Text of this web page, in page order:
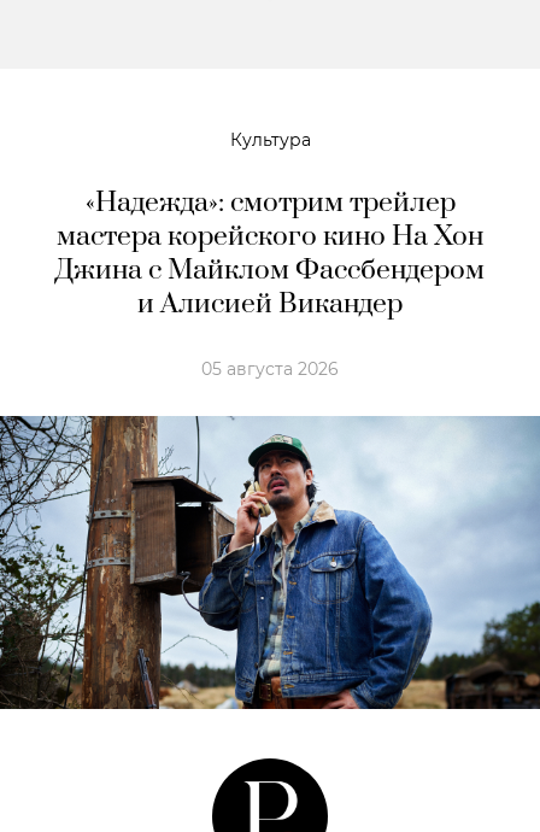
Культура
«Надежда»: смотрим трейлер
мастера корейского кино На Хон
Джина с Майклом Фассбендером
и Алисией Викандер
05 августа 2026